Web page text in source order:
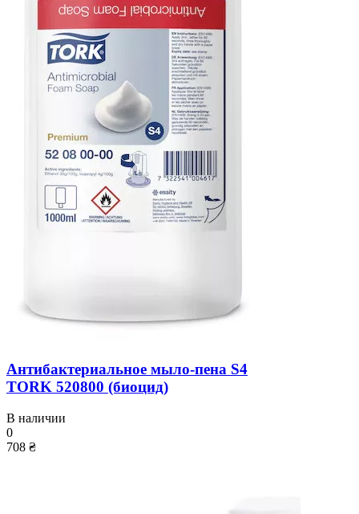
Антибактериальное мыло-пена S4
TORK 520800 (биоцид)
В наличии
0
708 ₴